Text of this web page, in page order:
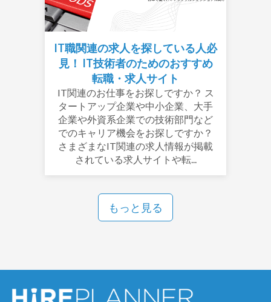
IT職関連の求人を探している人必
見！ IT技術者のためのおすすめ
転職・求人サイト
IT関連のお仕事をお探しですか？ ス
タートアップ企業や中小企業、大手
企業や外資系企業での技術部門など
でのキャリア機会をお探しですか？
さまざまなIT関連の求人情報が掲載
されている求人サイトや転...
もっと見る